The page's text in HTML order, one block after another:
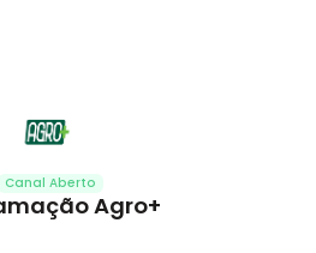
Canal Aberto
Agro+